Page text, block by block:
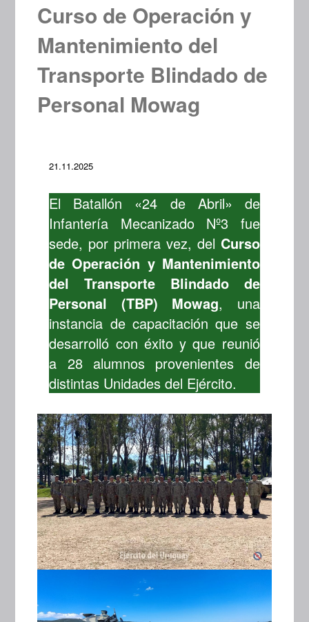
Curso de Operación y
Mantenimiento del
Transporte Blindado de
Personal Mowag
21.11.2025
El Batallón «24 de Abril» de
Infantería Mecanizado Nº3 fue
sede, por primera vez, del Curso
de Operación y Mantenimiento
del Transporte Blindado de
Personal (TBP) Mowag, una
instancia de capacitación que se
desarrolló con éxito y que reunió
a 28 alumnos provenientes de
distintas Unidades del Ejército.